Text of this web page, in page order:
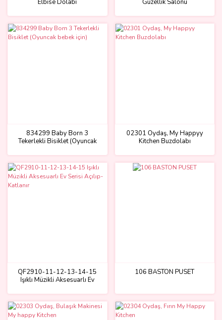
Elbise Dolabı
Güzellik Salonu
834299 Baby Born 3
Tekerlekli Bisiklet (Oyuncak
02301 Oydaş, My Happyy
Kitchen Buzdolabı
QF2910-11-12-13-14-15
Işıklı Müzikli Aksesuarlı Ev
106 BASTON PUSET